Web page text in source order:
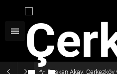
Başkan Akay: Çerkezköy